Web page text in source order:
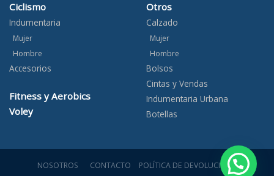
Ciclismo
Indumentaria
Mujer
Hombre
Accesorios
Fitness y Aerobics
Voley
Otros
Calzado
Mujer
Hombre
Bolsos
Cintas y Vendas
Indumentaria Urbana
Botellas
NOSOTROS CONTACTO POLÍTICA DE DEVOLUCIONES
¿Necesitás ayuda?